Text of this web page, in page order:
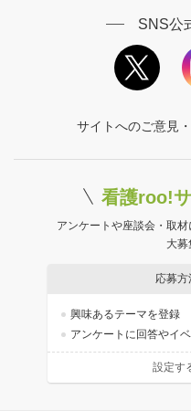
SNS公
サイトへのご意見
看護roo!
アンケートや座談会・取材
大募
応募
興味あるテーマを登録
アンケートに回答やイ
設定す